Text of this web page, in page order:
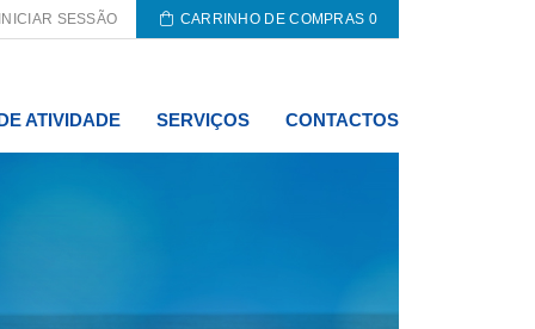
SESSÃO CARRINHO DE COMPRAS 0
ATIVIDADE SERVIÇOS CONTACTOS